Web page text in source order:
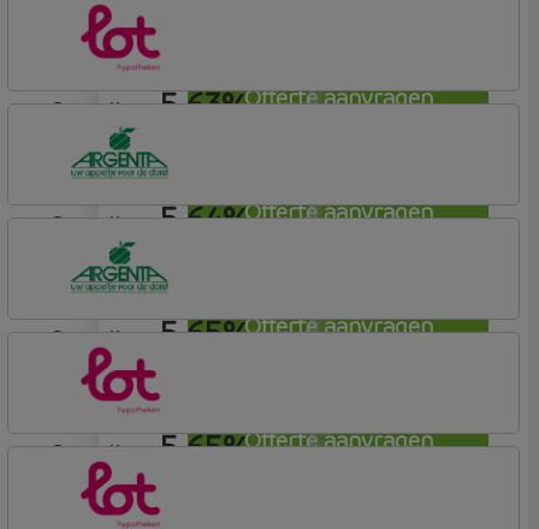
Offerte aanvragen
5,63%
Offerte aanvragen
Bunq
Easy Mortgage
aflosvrij
5,64%
Offerte aanvragen
Lot Hypotheken
aflosvrij
5,65%
Offerte aanvragen
Argenta
Hypotheek
aflosvrij
5,65%
Argenta
Hypotheek
aflosvrij
Lot Hypotheken